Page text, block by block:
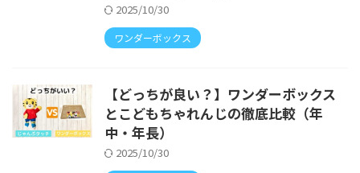
2025/10/30
ワンダーボックス
【どっちが良い？】ワンダーボックス
とこどもちゃれんじの徹底比較（年
中・年長）
2025/10/30